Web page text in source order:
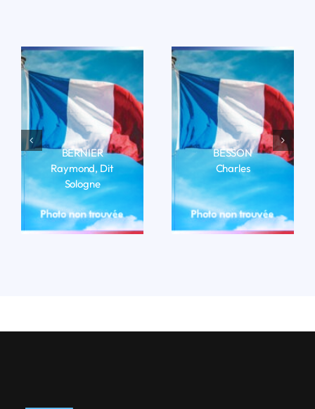
BERNIER
Raymond, Dit
Sologne
LIRE LA BIO
BESSON
Charles
LIRE LA BIO